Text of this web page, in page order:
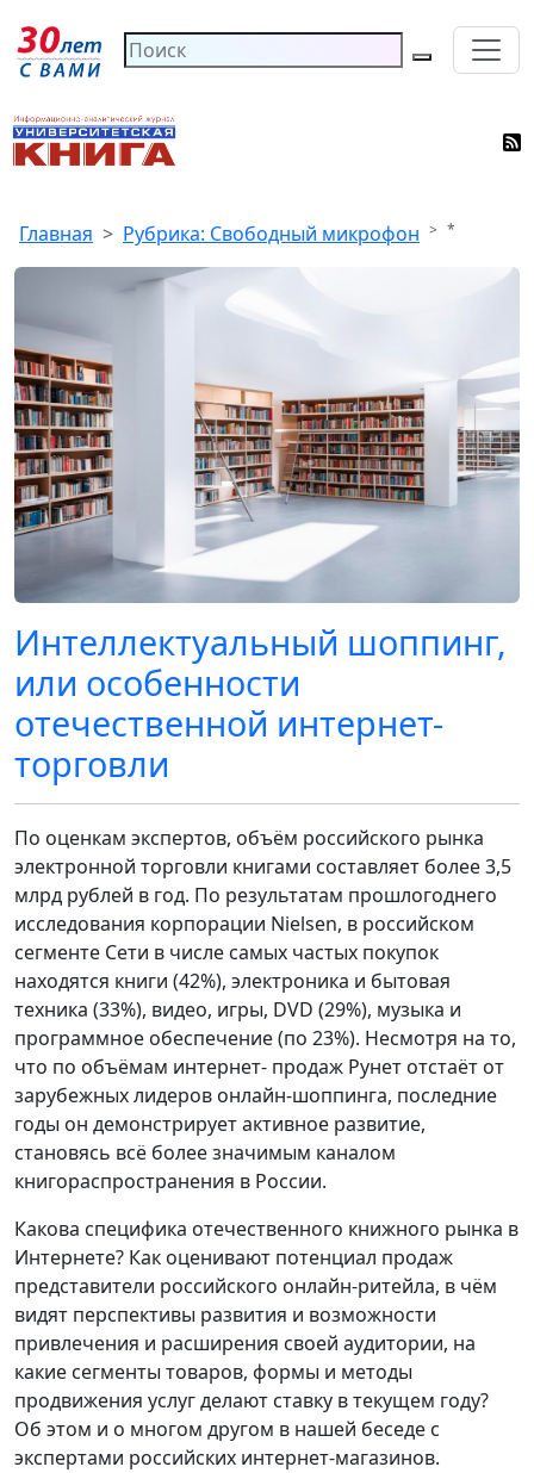
Главная Рубрика: Свободный микрофон *
Интеллектуальный шоппинг,
или особенности
отечественной интернет-
торговли
По оценкам экспертов, объём российского рынка
электронной торговли книгами составляет более 3,5
млрд рублей в год. По результатам прошлогоднего
исследования корпорации Nielsen, в российском
сегменте Сети в числе самых частых покупок
находятся книги (42%), электроника и бытовая
техника (33%), видео, игры, DVD (29%), музыка и
программное обеспечение (по 23%). Несмотря на то,
что по объёмам интернет- продаж Рунет отстаёт от
зарубежных лидеров онлайн-шоппинга, последние
годы он демонстрирует активное развитие,
становясь всё более значимым каналом
книгораспространения в России.
Какова специфика отечественного книжного рынка в
Интернете? Как оценивают потенциал продаж
представители российского онлайн-ритейла, в чём
видят перспективы развития и возможности
привлечения и расширения своей аудитории, на
какие сегменты товаров, формы и методы
продвижения услуг делают ставку в текущем году?
Об этом и о многом другом в нашей беседе с
экспертами российских интернет-магазинов.